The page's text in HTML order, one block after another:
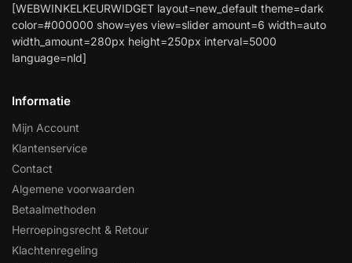
[WEBWINKELKEURWIDGET layout=new_default theme=dark
color=#000000 show=yes view=slider amount=6 width=auto
width_amount=280px height=250px interval=5000
language=nld]
Informatie
Mijn Account
Klantenservice
Contact
Algemene voorwaarden
Betaalmethoden
Herroepingsrecht & Retour
Klachtenregeling